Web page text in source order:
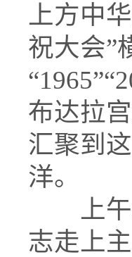
上方中
祝大会”
布达拉
汇聚到
洋。
上
志走上